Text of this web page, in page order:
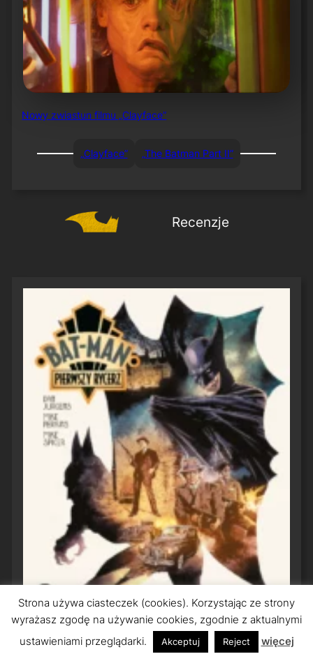
Nowy zwiastun filmu „Clayface”
„Clayface” „The Batman Part II”
Recenzje
Bat-Man: Pierwszy Rycerz
Strona używa ciasteczek (cookies). Korzystając ze strony
wyrażasz zgodę na używanie cookies, zgodnie z aktualnymi
ustawieniami przeglądarki.
Akceptuj Reject więcej